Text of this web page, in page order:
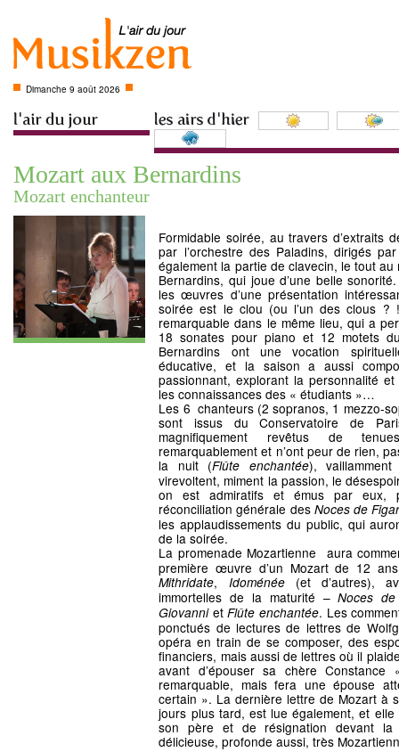
Dimanche 9 août 2026
Mozart aux Bernardins
Mozart enchanteur
Formidable soirée, au travers d’extraits
par l’orchestre des Paladins, dirigés
également la partie de clavecin, le tout
Bernardins, qui joue d’une belle
les œuvres d’une présentation
soirée est le clou (ou l’un des clous ?
remarquable dans le même lieu, qui a
18 sonates pour piano et 12 motets
Bernardins ont une vocation
éducative, et la saison a aussi
passionnant, explorant la personnalité
les connaissances des « étudiants »…
Les 6 chanteurs (2 sopranos, 1 mezzo-
sont issus du Conservatoire de
magnifiquement revêtus de
remarquablement et n’ont peur de rien,
la nuit (Flûte enchantée),
virevoltent, miment la passion, le
on est admiratifs et émus par
réconciliation générale des Noces de
les applaudissements du public, qui
de la soirée.
La promenade Mozartienne aura
première œuvre d’un Mozart de 12
Mithridate, Idoménée(et d’autres),
immortelles de la maturité –Noces
GiovannietFlûte enchantée. Les
ponctués de lectures de lettres de
opéra en train de se composer, des
financiers, mais aussi de lettres où il
avant d’épouser sa chère
remarquable, mais fera une épouse
certain ». La dernière lettre de Mozart à
jours plus tard, est lue également, et elle
son père et de résignation devant
délicieuse, profonde aussi, très